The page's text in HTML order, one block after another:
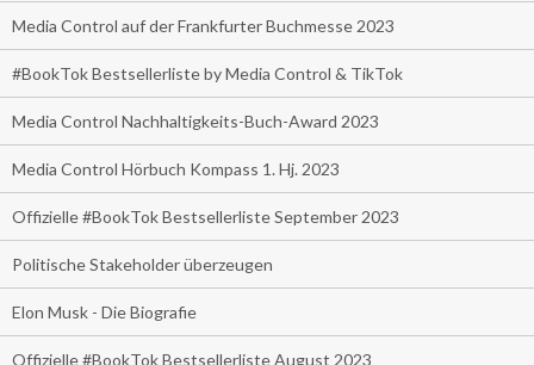
Media Control auf der Frankfurter Buchmesse 2023
#BookTok Bestsellerliste by Media Control & TikTok
Media Control Nachhaltigkeits-Buch-Award 2023
Media Control Hörbuch Kompass 1. Hj. 2023
Offizielle #BookTok Bestsellerliste September 2023
Politische Stakeholder überzeugen
Elon Musk - Die Biografie
Offizielle #BookTok Bestsellerliste August 2023